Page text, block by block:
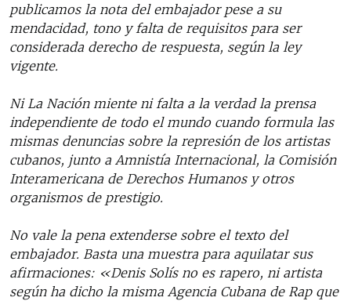
publicamos la nota del embajador pese a su
mendacidad, tono y falta de requisitos para ser
considerada derecho de respuesta, según la ley
vigente.
Ni La Nación miente ni falta a la verdad la prensa
independiente de todo el mundo cuando formula las
mismas denuncias sobre la represión de los artistas
cubanos, junto a Amnistía Internacional, la Comisión
Interamericana de Derechos Humanos y otros
organismos de prestigio.
No vale la pena extenderse sobre el texto del
embajador. Basta una muestra para aquilatar sus
afirmaciones: «Denis Solís no es rapero, ni artista
según ha dicho la misma Agencia Cubana de Rap que